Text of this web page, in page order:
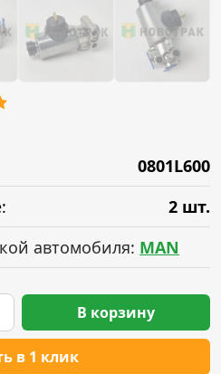
0801L600
2 шт.
автомобиля: MAN
в 1 клик
В корзину